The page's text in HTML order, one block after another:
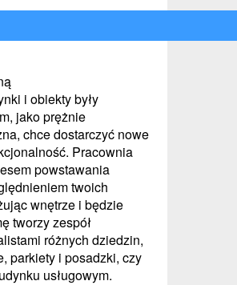
i obiekty były
jako prężnie
chce dostarczyć nowe
Pracownia
powstawania
twoich
wnętrze i będzie
tworzy zespół
różnych dziedzin,
parkiety i posadzki, czy
usługowym.